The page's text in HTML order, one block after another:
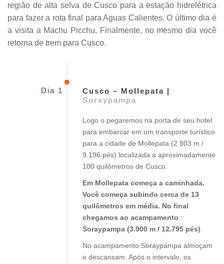
região de alta selva de Cusco para a estação hidrelétrica
para fazer a rota final para Aguas Calientes. O último dia é
a visita a Machu Picchu. Finalmente, no mesmo dia você
retorna de trem para Cusco.
Dia 1
Cusco – Mollepata |
Soraypampa
Logo o pegaremos na porta de seu hotel
para embarcar em um transporte turístico
para a cidade de Mollepata (2.803 m /
9.196 pés) localizada a aproximadamente
100 quilômetros de Cusco.
Em Mollepata começa a caminhada.
Você começa subindo cerca de 13
quilômetros em média. No final
chegamos ao acampamento
Soraypampa (3.900 m / 12.795 pés).
No acampamento Soraypampa almoçam
e descansam. Após o intervalo, os